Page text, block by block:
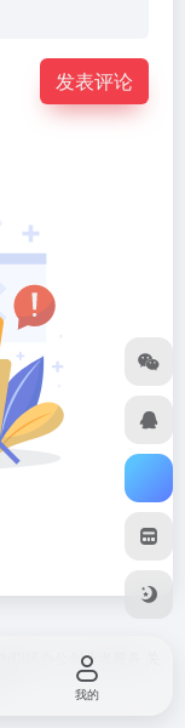
发表评论
职场办公创业者服务
我的